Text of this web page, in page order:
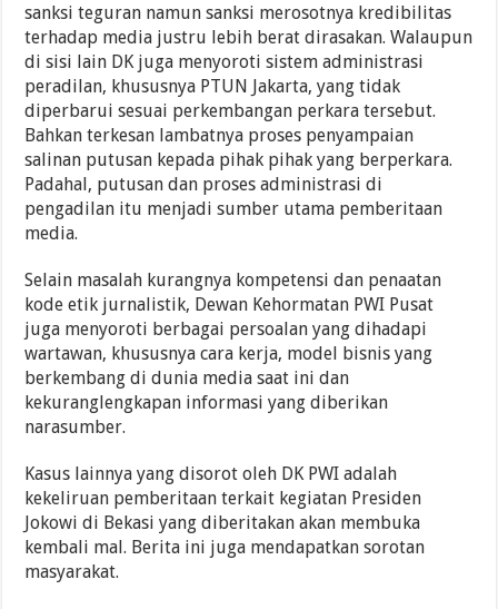
sanksi teguran namun sanksi merosotnya kredibilitas
terhadap media justru lebih berat dirasakan. Walaupun
di sisi lain DK juga menyoroti sistem administrasi
peradilan, khususnya PTUN Jakarta, yang tidak
diperbarui sesuai perkembangan perkara tersebut.
Bahkan terkesan lambatnya proses penyampaian
salinan putusan kepada pihak pihak yang berperkara.
Padahal, putusan dan proses administrasi di
pengadilan itu menjadi sumber utama pemberitaan
media.
Selain masalah kurangnya kompetensi dan penaatan
kode etik jurnalistik, Dewan Kehormatan PWI Pusat
juga menyoroti berbagai persoalan yang dihadapi
wartawan, khususnya cara kerja, model bisnis yang
berkembang di dunia media saat ini dan
kekuranglengkapan informasi yang diberikan
narasumber.
Kasus lainnya yang disorot oleh DK PWI adalah
kekeliruan pemberitaan terkait kegiatan Presiden
Jokowi di Bekasi yang diberitakan akan membuka
kembali mal. Berita ini juga mendapatkan sorotan
masyarakat.